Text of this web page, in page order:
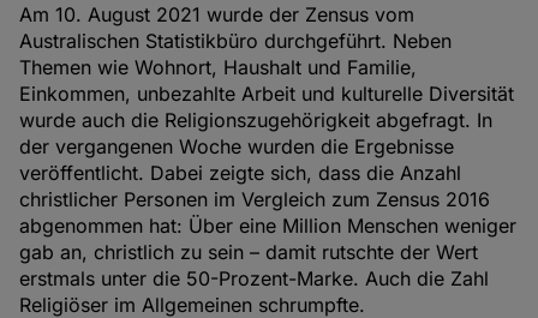
Am 10. August 2021 wurde der Zensus vom
Australischen Statistikbüro durchgeführt. Neben
Themen wie Wohnort, Haushalt und Familie,
Einkommen, unbezahlte Arbeit und kulturelle Diversität
wurde auch die Religionszugehörigkeit abgefragt. In
der vergangenen Woche wurden die Ergebnisse
veröffentlicht. Dabei zeigte sich, dass die Anzahl
christlicher Personen im Vergleich zum Zensus 2016
abgenommen hat: Über eine Million Menschen weniger
gab an, christlich zu sein – damit rutschte der Wert
erstmals unter die 50-Prozent-Marke. Auch die Zahl
Religiöser im Allgemeinen schrumpfte.